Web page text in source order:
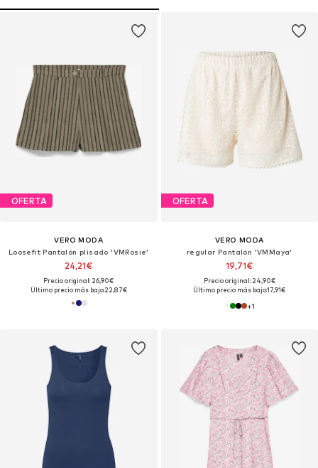
OFERTA
VERO MODA
Loosefit Pantalón plisado 'VMRosie'
24,21€
Precio original: 26,90€
Último precio más bajo:22,87€
OFERTA
VERO MODA
regular Pantalón 'VMMaya'
19,71€
Precio original: 24,90€
Último precio más bajo:17,91€
+1